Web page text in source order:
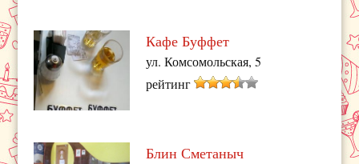
Кафе Буффет
ул. Комсомольская, 5
рейтинг
Блин Сметаныч